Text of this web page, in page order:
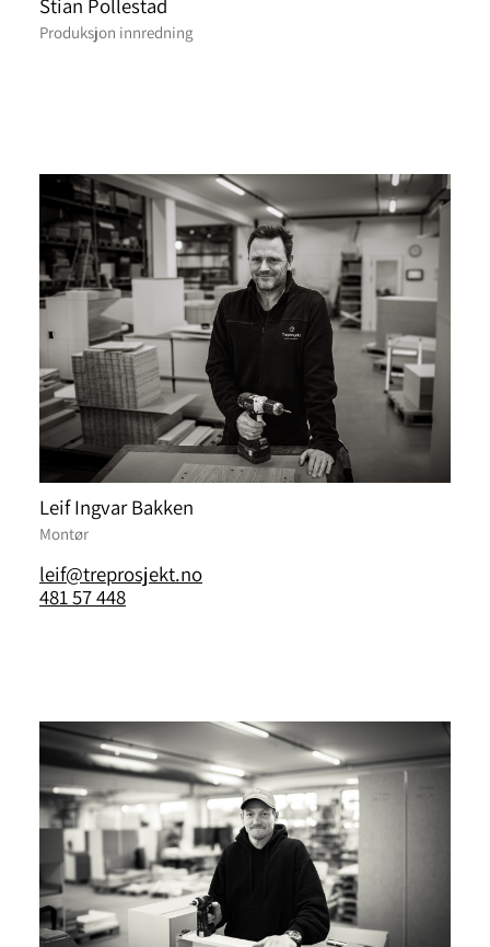
Stian Pollestad
Produksjon innredning
Leif Ingvar Bakken
Montør
leif@treprosjekt.no
481 57 448